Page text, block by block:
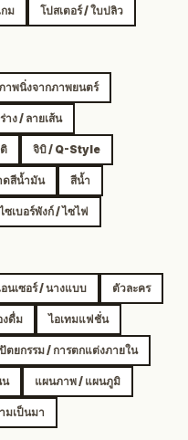
ม โปสเตอร์ / ใบปลิว
าพนิ่งจากภาพยนตร์
าง / ลายเส้น
จิบิ / Q-Style
ดสีน้ำมัน สีน้ำ
ไซเบอร์พังก์ / ไซไฟ
นเซอร์ / นางแบบ ตัวละคร
งดื่ม ไอเทมแฟชั่น
ตยกรรม / การตกแต่งภายใน
น แผนภาพ / แผนภูมิ
มเป็นมา